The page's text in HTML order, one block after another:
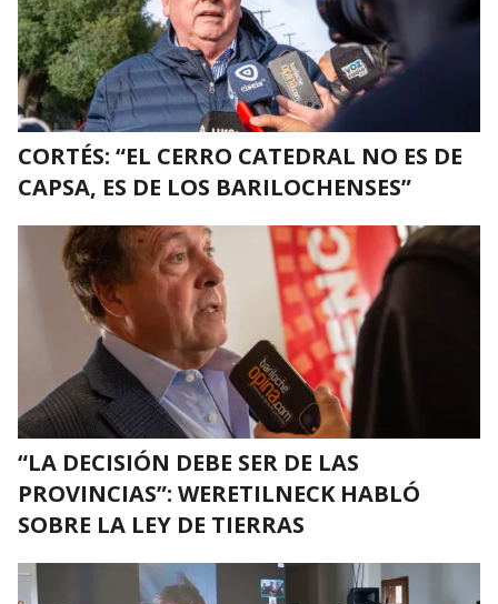
CORTÉS: “EL CERRO CATEDRAL NO ES DE
CAPSA, ES DE LOS BARILOCHENSES”
“LA DECISIÓN DEBE SER DE LAS
PROVINCIAS”: WERETILNECK HABLÓ
SOBRE LA LEY DE TIERRAS